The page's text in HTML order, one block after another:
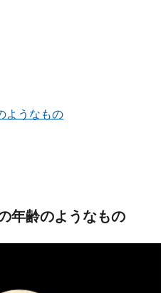
ようなもの
年齢のようなもの